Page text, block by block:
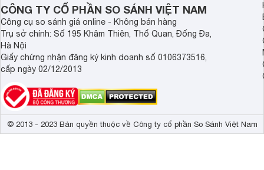
CÔNG TY CỔ PHẦN SO SÁNH VIỆT NAM
Công cụ so sánh giá online - Không bán hàng
Trụ sở chính: Số 195 Khâm Thiên, Thổ Quan, Đống Đa,
Hà Nội
Giấy chứng nhận đăng ký kinh doanh số 0106373516,
cấp ngày 02/12/2013
© 2013 - 2023 Bản quyền thuộc về Công ty cổ phần So Sánh Việt Nam